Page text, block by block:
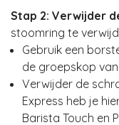
Stap 2: Verwijder
stoomring te
Gebruik een
de groepskop
Verwijder de
Express heb je
Barista Touch en